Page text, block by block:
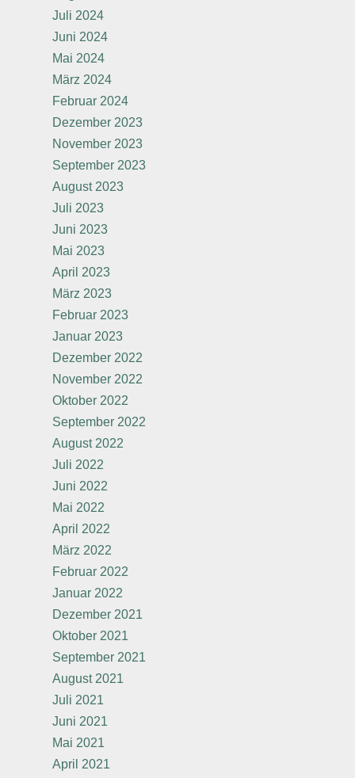
Juli 2024
Juni 2024
Mai 2024
März 2024
Februar 2024
Dezember 2023
November 2023
September 2023
August 2023
Juli 2023
Juni 2023
Mai 2023
April 2023
März 2023
Februar 2023
Januar 2023
Dezember 2022
November 2022
Oktober 2022
September 2022
August 2022
Juli 2022
Juni 2022
Mai 2022
April 2022
März 2022
Februar 2022
Januar 2022
Dezember 2021
Oktober 2021
September 2021
August 2021
Juli 2021
Juni 2021
Mai 2021
April 2021